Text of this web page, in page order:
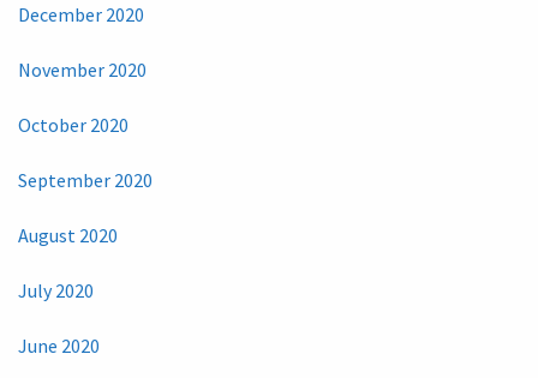
December 2020
November 2020
October 2020
September 2020
August 2020
July 2020
June 2020